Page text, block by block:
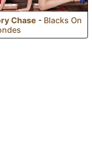
Chase - Blacks On